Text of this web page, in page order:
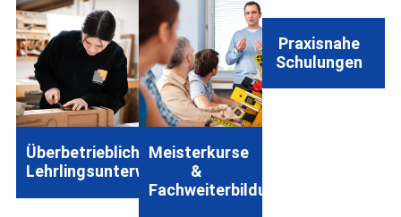
Überbetriebliche
Lehrlingsunterweisung
Meisterkurse
&
Fachweiterbildungen
Praxisnahe
Schulungen